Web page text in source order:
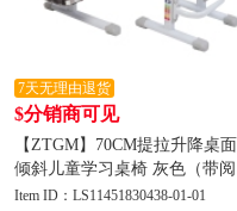
7天无理由退货
$分销商可见
【ZTGM】70CM提拉升降桌
倾斜儿童学习桌椅 灰色（带
架不带台灯）
Item ID：LS11451830438-01-01